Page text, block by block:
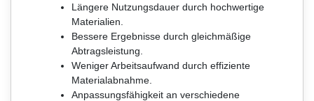
Längere Nutzungsdauer durch hochwertige
Materialien.
Bessere Ergebnisse durch gleichmäßige
Abtragsleistung.
Weniger Arbeitsaufwand durch effiziente
Materialabnahme.
Anpassungsfähigkeit an verschiedene